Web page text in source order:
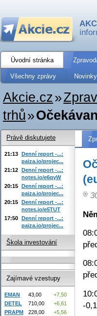
Úvodní stránka
Všechny zprávy
Akcie.cz»
trhů»
-0,1
Právě diskutujete
21:13 Denní report -...:
paiza.io/projec...
21:12 Denní report -...:
notes.io/e6qyW
20:15 Denní report -...:
paiza.io/projec...
20:15 Denní report -...:
notes.io/e5TUT
17:50 Denní report -...:
paiza.io/projec...
Škola investování
Zajímavé vzestupy
EMAN 43,00
+7,50
DETEL
710,00
+6,61
PRAPM
228,00
+5,56